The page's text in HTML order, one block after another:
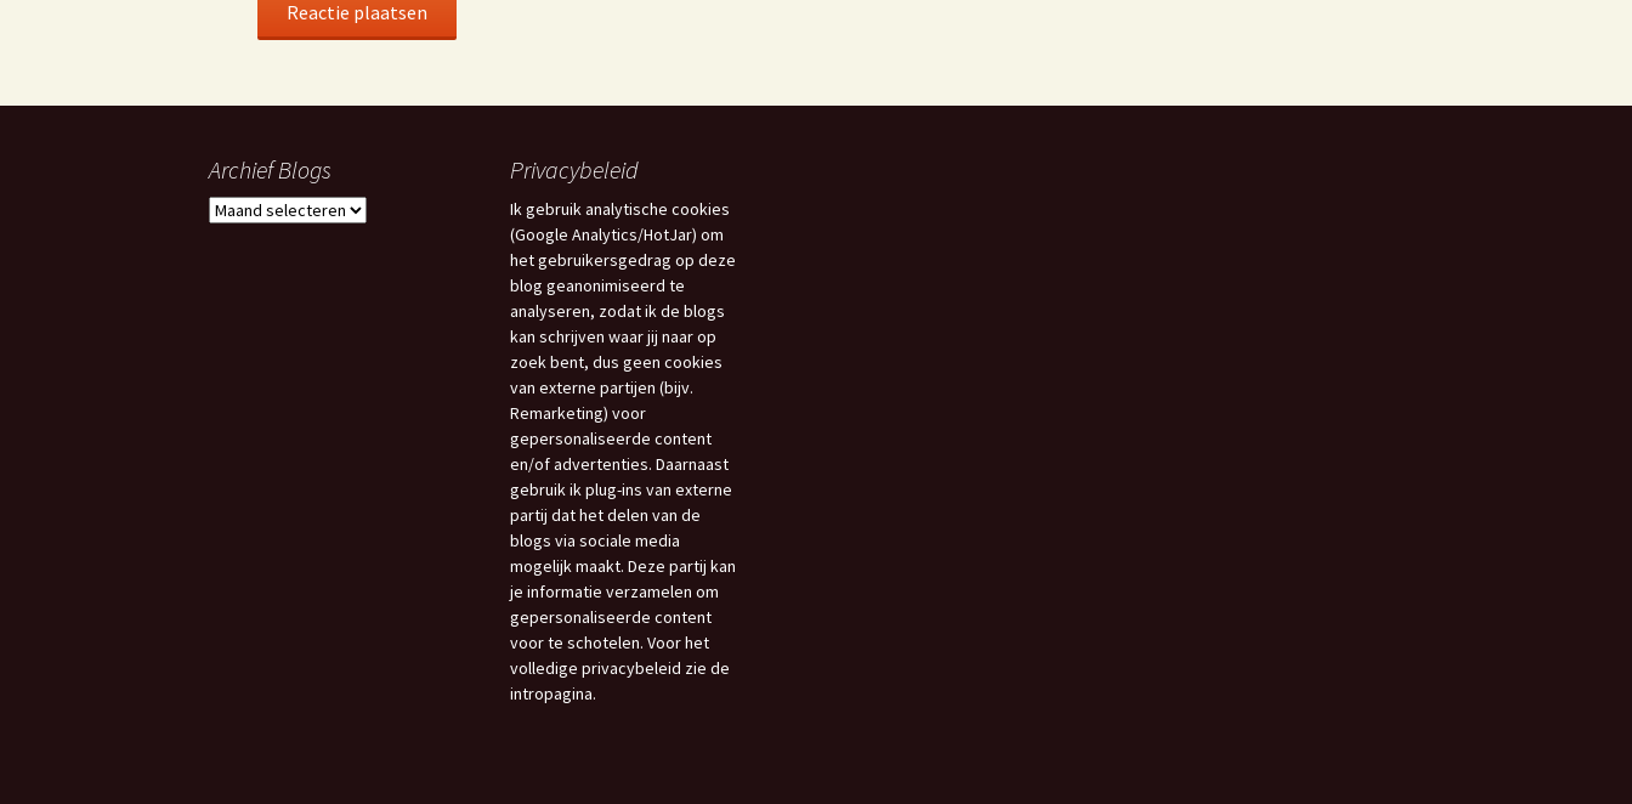
Archief Blogs
Archief
Privacybeleid
Ik gebruik analytische cookies
(Google Analytics/HotJar) om
het gebruikersgedrag op deze
blog geanonimiseerd te
analyseren, zodat ik de blogs
kan schrijven waar jij naar op
zoek bent, dus geen cookies
van externe partijen (bijv.
Remarketing) voor
gepersonaliseerde content
en/of advertenties. Daarnaast
gebruik ik plug-ins van externe
partij dat het delen van de
blogs via sociale media
mogelijk maakt. Deze partij kan
je informatie verzamelen om
gepersonaliseerde content
voor te schotelen. Voor het
volledige privacybeleid zie de
intropagina.